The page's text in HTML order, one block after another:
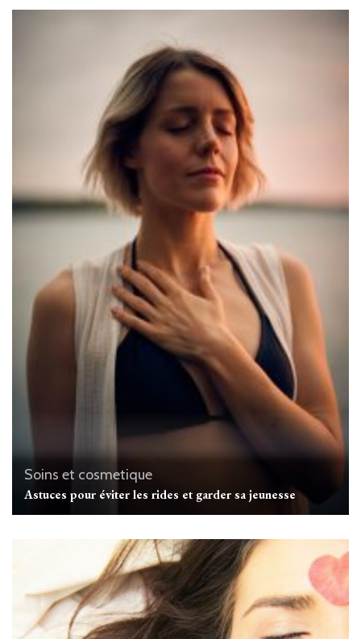
Soins et cosmetique
Astuces pour éviter les rides et garder sa jeunesse